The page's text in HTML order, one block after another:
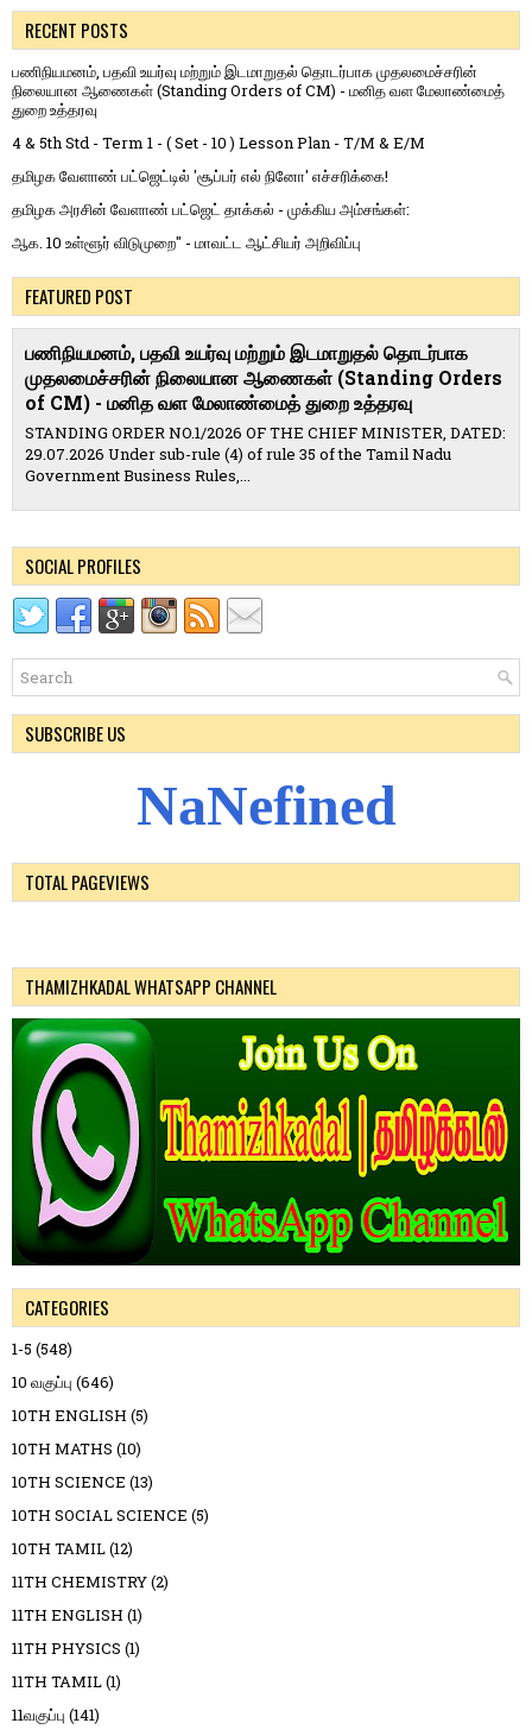
RECENT POSTS
பணிநியமனம், பதவி உயர்வு மற்றும் இடமாறுதல் தொடர்பாக முதலமைச்சரின்
நிலையான ஆணைகள் (Standing Orders of CM) - மனித வள மேலாண்மைத்
துறை உத்தரவு
4 & 5th Std - Term 1 - ( Set - 10 ) Lesson Plan - T/M & E/M
தமிழக வேளாண் பட்ஜெட்டில் 'சூப்பர் எல் நினோ' எச்சரிக்கை!
தமிழக அரசின் வேளாண் பட்ஜெட் தாக்கல் - முக்கிய அம்சங்கள்:
ஆக. 10 உள்ளூர் விடுமுறை" - மாவட்ட ஆட்சியர் அறிவிப்பு
FEATURED POST
பணிநியமனம், பதவி உயர்வு மற்றும் இடமாறுதல் தொடர்பாக
முதலமைச்சரின் நிலையான ஆணைகள் (Standing Orders
of CM) - மனித வள மேலாண்மைத் துறை உத்தரவு
STANDING ORDER NO.1/2026 OF THE CHIEF MINISTER, DATED:
29.07.2026 Under sub-rule (4) of rule 35 of the Tamil Nadu
Government Business Rules,...
SOCIAL PROFILES
SUBSCRIBE US
NaNefined
TOTAL PAGEVIEWS
THAMIZHKADAL WHATSAPP CHANNEL
CATEGORIES
1-5 (548)
10 வகுப்பு (646)
10TH ENGLISH (5)
10TH MATHS (10)
10TH SCIENCE (13)
10TH SOCIAL SCIENCE (5)
10TH TAMIL(12)
11TH CHEMISTRY(2)
11TH ENGLISH (1)
11TH PHYSICS (1)
11TH TAMIL(1)
11வகுப்பு (141)